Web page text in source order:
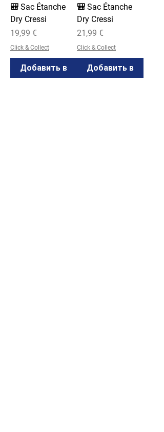
🎒 Sac Étanche
Dry Cressi
Цена
19,99 €
Click & Collect
Добавить в
корзину
🎒 Sac Étanche
Dry Cressi
Цена
21,99 €
Click & Collect
Добавить в
корзину